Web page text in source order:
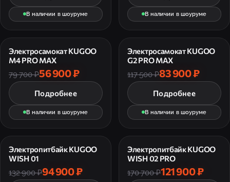
В наличии в шоуруме В наличии в шоуруме
Электросамокат KUGOO
M4 PRO MAX
79 700 ₽56 900 ₽
Подробнее
В наличии в шоуруме
Электросамокат KUGOO
G2 PRO MAX
117 500 ₽83 900 ₽
Подробнее
В наличии в шоуруме
Электропитбайк KUGOO
WISH 01
132 900 ₽94 900 ₽
Электропитбайк KUGOO
WISH 02 PRO
170 700 ₽121 900 ₽